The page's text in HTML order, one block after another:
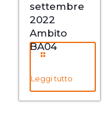
settembre
2022
Ambito
BA04
Leggi tutto